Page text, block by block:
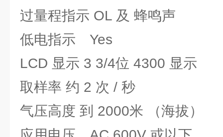
过量程指示 OL 及 蜂鸣声
低电指示 Yes
LCD 显示 3 3/4位 4300 显示
取样率 约 2 次 / 秒
气压高度 到 2000米 （海拔）